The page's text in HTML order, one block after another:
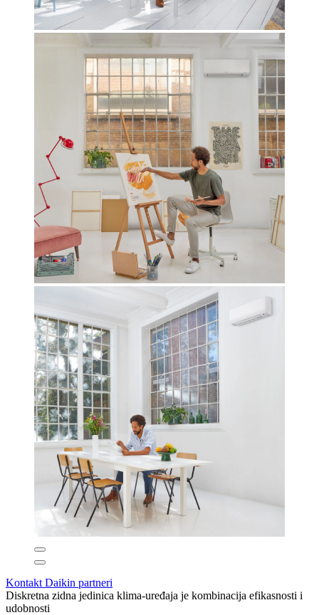
Kontakt Daikin partneri
Diskretna zidna jedinica klima-uređaja je kombinacija efikasnosti i
udobnosti